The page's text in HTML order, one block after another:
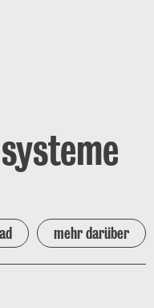
mehr darüber